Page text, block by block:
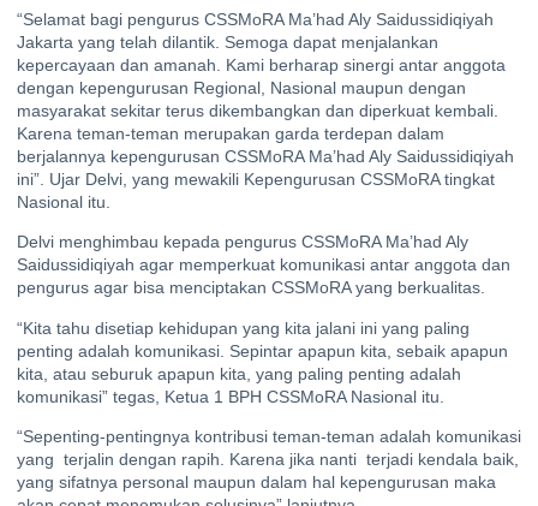
“Selamat bagi pengurus CSSMoRA Ma’had Aly Saidussidiqiyah
Jakarta yang telah dilantik. Semoga dapat menjalankan
kepercayaan dan amanah. Kami berharap sinergi antar anggota
dengan kepengurusan Regional, Nasional maupun dengan
masyarakat sekitar terus dikembangkan dan diperkuat kembali.
Karena teman-teman merupakan garda terdepan dalam
berjalannya kepengurusan CSSMoRA Ma’had Aly Saidussidiqiyah
ini”. Ujar Delvi, yang mewakili Kepengurusan CSSMoRA tingkat
Nasional itu.
Delvi menghimbau kepada pengurus CSSMoRA Ma’had Aly
Saidussidiqiyah agar memperkuat komunikasi antar anggota dan
pengurus agar bisa menciptakan CSSMoRA yang berkualitas.
“Kita tahu disetiap kehidupan yang kita jalani ini yang paling
penting adalah komunikasi. Sepintar apapun kita, sebaik apapun
kita, atau seburuk apapun kita, yang paling penting adalah
komunikasi” tegas, Ketua 1 BPH CSSMoRA Nasional itu.
“Sepenting-pentingnya kontribusi teman-teman adalah komunikasi
yang terjalin dengan rapih. Karena jika nanti terjadi kendala baik,
yang sifatnya personal maupun dalam hal kepengurusan maka